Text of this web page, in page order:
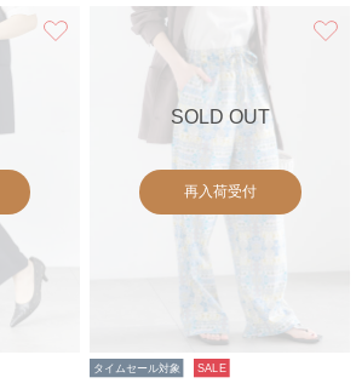
お気に入り
SOLD OUT
再入荷受付
タイムセール対象 SALE